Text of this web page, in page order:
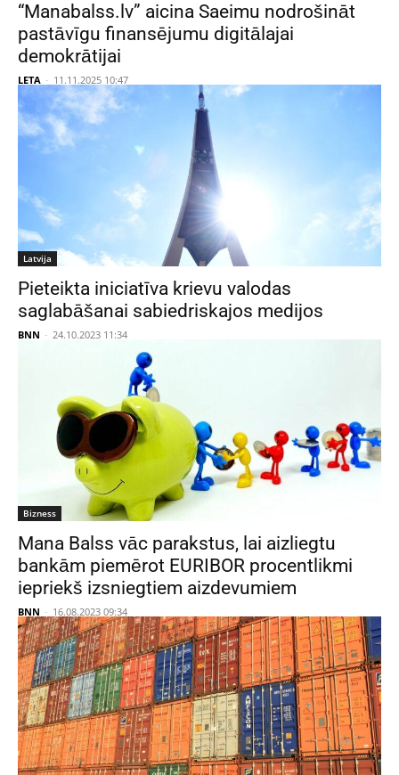
“Manabalss.lv” aicina Saeimu nodrošināt
pastāvīgu finansējumu digitālajai
demokrātijai
LETA - 11.11.2025 10:47
Latvija
Pieteikta iniciatīva krievu valodas
saglabāšanai sabiedriskajos medijos
BNN - 24.10.2023 11:34
Bizness
Mana Balss vāc parakstus, lai aizliegtu
bankām piemērot EURIBOR procentlikmi
iepriekš izsniegtiem aizdevumiem
BNN - 16.08.2023 09:34